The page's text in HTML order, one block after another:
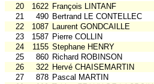
20
1622 François LINTANF
21
490 Bertrand LE CONTELLEC
22
1087 Laurent GONDCAILLE
23
1587 Pierre COLLIN
24
1155 Stephane HENRY
25
860 Richard ROBINSON
26
322 Hervé CHAISEMARTIN
27
878 Pascal MARTIN